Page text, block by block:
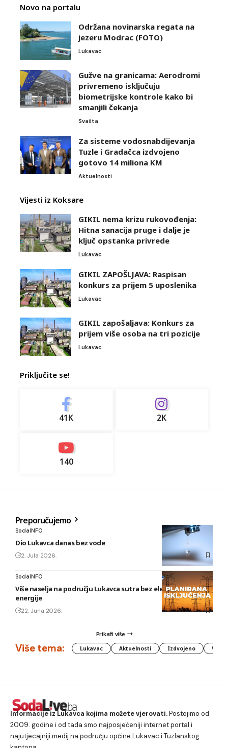
Novo na portalu
Održana novinarska regata na
jezeru Modrac (FOTO)
Lukavac
Gužve na granicama: Aerodromi
privremeno isključuju
biometrijske kontrole kako bi
smanjili čekanja
Svašta
Za sisteme vodosnabdijevanja
Tuzle i Gradačca izdvojeno
gotovo 14 miliona KM
Aktuelnosti
Vijesti iz Koksare
GIKIL nema krizu rukovođenja:
Hitna sanacija pruge i dalje je
ključ opstanka privrede
Lukavac
GIKIL ZAPOŠLJAVA: Raspisan
konkurs za prijem 5 uposlenika
Lukavac
GIKIL zapošaljava: Konkurs za
prijem više osoba na tri pozicije
Lukavac
Priključite se!
41K 2K
140
Preporučujemo
SodaINFO
Dio Lukavca danas bez vode
2. Jula 2026.
SodaINFO
Više naselja na području Lukavca sutra bez električne
energije
22. Juna 2026.
Prikaži više
Više tema: Lukavac Aktuelnosti Izdvojeno
Informacije iz Lukavca kojima možete vjerovati.Postojimo od
2009. godine i od tada smo najposjećeniji internet portal i
najutjecajniji medij na području općine Lukavac i Tuzlanskog